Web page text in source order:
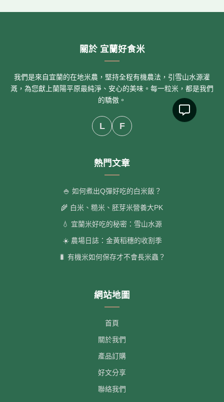
關於 宜蘭好食米
我們是來自宜蘭的在地米農，堅持全程有機農法，引雪山水源灌
溉，為您獻上蘭陽平原最純淨、安心的美味。每一粒米，都是我們
的驕傲。
L F
熱門文章
🍚 如何煮出Q彈好吃的白米飯？
🌾 白米、糙米、胚芽米營養大PK
💧 宜蘭米好吃的秘密：雪山水源
☀️ 農場日誌：金黃稻穗的收割季
🐛 有機米如何保存才不會長米蟲？
網站地圖
首頁
關於我們
產品訂購
好文分享
聯絡我們